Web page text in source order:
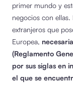
primer mundo y
negocios con
extranjeros que
Europea,
(Reglamento
por sus siglas en
el que se